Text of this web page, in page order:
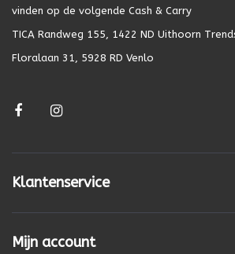
vinden op de volgende Cash & Carry
TICA Randweg 155, 1422 ND Uithoorn
Floralaan 31, 5928 RD Venlo
Klantenservice
Mijn account